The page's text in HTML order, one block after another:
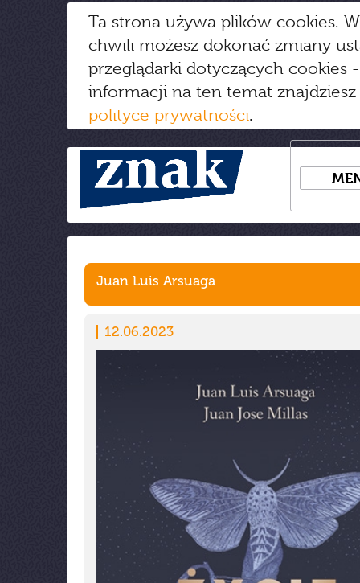
Ta strona używa plików cookies.
chwili możesz dokonać zmiany
przeglądarki dotyczących cookies
informacji na ten temat
polityce prywatności.
Juan Luis Arsuaga
12.06.2023